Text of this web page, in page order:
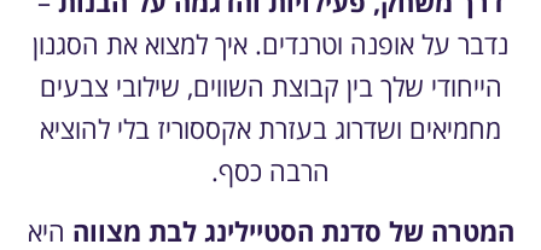
נדבר על אופנה וטרנדים. איך למצוא את הסגנון
הייחודי שלך בין קבוצת השווים, שילובי צבעים
מחמיאים ושדרוג בעזרת אקססוריז בלי להוציא
הרבה כסף.
המטרה של סדנת הסטיילינג לבת מצווה היא